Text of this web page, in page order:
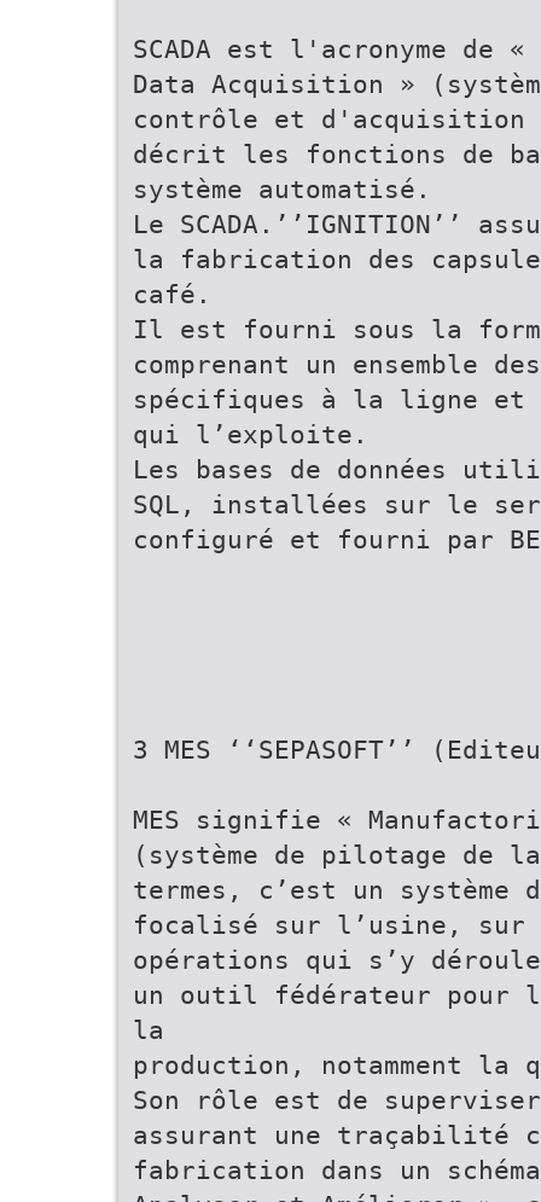
SCADA est l'acronyme de
Data Acquisition »
contrôle et d'acquisition
décrit les fonctions de
système automatisé.
Le SCADA.’’IGNITION’’
la fabrication des
café.
Il est fourni sous la
comprenant un ensemble
spécifiques à la ligne
qui l’exploite.
Les bases de données
SQL, installées sur le
configuré et fourni par
3 MES ‘‘SEPASOFT’’
MES signifie «
(système de pilotage de
termes, c’est un système
focalisé sur l’usine,
opérations qui s’y
un outil fédérateur pour
la
production, notamment
Son rôle est de
assurant une traçabilité
fabrication dans un